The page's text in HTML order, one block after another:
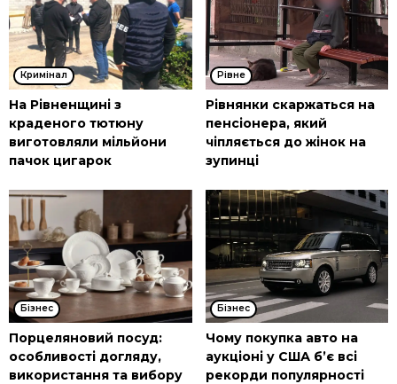
Кримінал
На Рівненщині з
краденого тютюну
виготовляли мільйони
пачок цигарок
Рівне
Рівнянки скаржаться на
пенсіонера, який
чіпляється до жінок на
зупинці
Бізнес
Порцеляновий посуд:
особливості догляду,
використання та вибору
Бізнес
Чому покупка авто на
аукціоні у США б’є всі
рекорди популярності